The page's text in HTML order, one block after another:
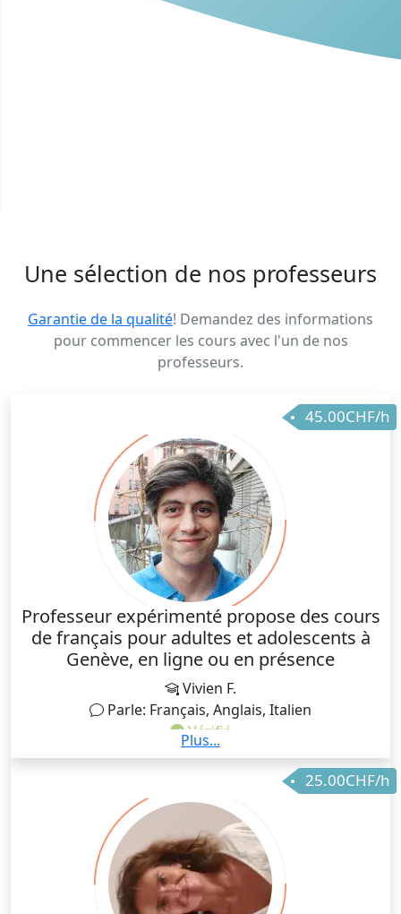
Une sélection de nos professeurs
Garantie de la qualité! Demandez des informations
pour commencer les cours avec l'un de nos
professeurs.
45.00CHF/h
Professeur expérimenté propose des cours
de français pour adultes et adolescents à
Genève, en ligne ou en présence
Vivien F.
Parle: Français, Anglais, Italien
Vérifié
Titulaire d'un Bachelor en linguistique, j'ai donné
pendant plusieurs années des cours de français à des
particuliers et des groupes, en centre de formation et
en entreprise (révision, perfectionnement,
préparation au DELF/DALF - A1, A2, B1, B2, C1, C2). Je
suis actuellement à mon compte depuis 2017, et j'ai
eu l'occasion d'aider des dizaines d'élèves à atteindre
Plus...
25.00CHF/h